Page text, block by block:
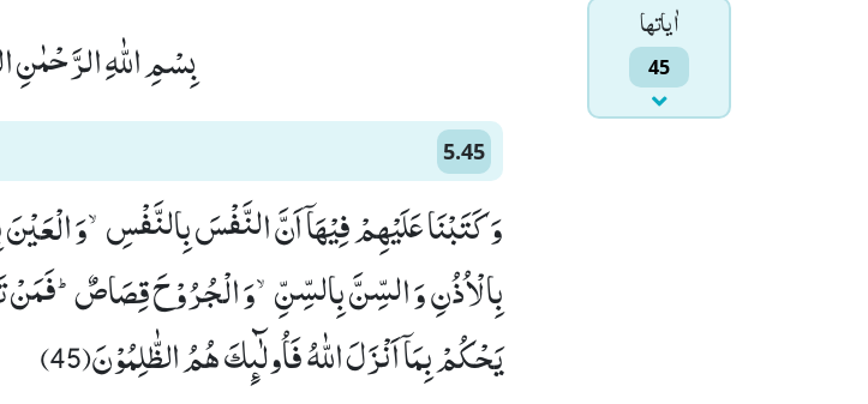
اٰياتها
45 بِسْمِ اللّٰهِ
5.45
وَ كَتَبْنَا عَلَیْهِمْ فِیْهَاۤ اَنَّ النَّفْسَ بِالنَّفْسِۙ-وَ الْعَیْنَ
بِالْاُذُنِ وَ السِّنَّ بِالسِّنِّۙ-وَ الْجُرُوْحَ قِصَاصٌؕ-فَمَنْ
یَحْكُمْ بِمَاۤ اَنْزَلَ اللّٰهُ فَاُولٰٓىٕكَ هُمُ الظّٰلِمُوْنَ(45)